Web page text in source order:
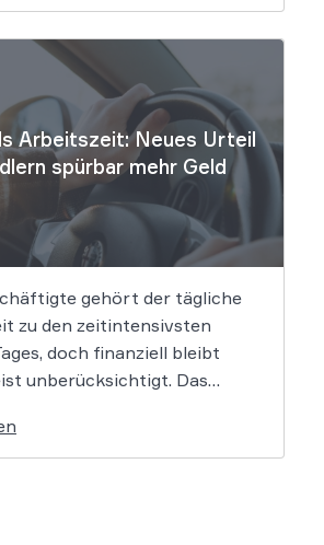
wirft der Einsatz von
der Kreativbranche
Fragen auf. Das
das Markenrecht und das
Arbeitszeit: Neues Urteil
spürbar mehr Geld
gehört der tägliche
zu den zeitintensivsten
doch finanziell bleibt
unberücksichtigt. Das
bringen und vielen
den Weg zu einer Vergütung